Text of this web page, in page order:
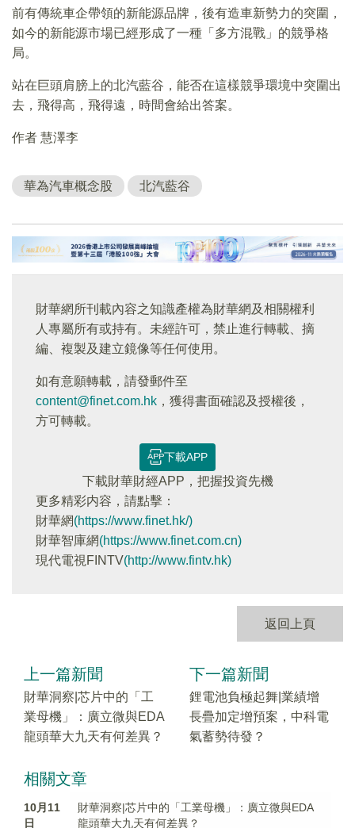
前有傳統車企帶領的新能源品牌，後有造車新勢力的突圍，
如今的新能源市場已經形成了一種「多方混戰」的競爭格
局。
站在巨頭肩膀上的北汽藍谷，能否在這樣競爭環境中突圍出
去，飛得高，飛得遠，時間會給出答案。
作者 慧澤李
華為汽車概念股 北汽藍谷
財華網所刊載內容之知識產權為財華網及相關權利
人專屬所有或持有。未經許可，禁止進行轉載、摘
編、複製及建立鏡像等任何使用。
如有意願轉載，請發郵件至
content@finet.com.hk ，獲得書面確認及授權後，
方可轉載。
下載APP
下載財華財經APP，把握投資先機
更多精彩内容，請點擊：
財華網(https://www.finet.hk/)
財華智庫網(https://www.finet.com.cn)
現代電視FINTV(http://www.fintv.hk)
返回上頁
上一篇新聞
財華洞察|芯片中的「工
業母機」：廣立微與EDA
龍頭華大九天有何差異？
下一篇新聞
鋰電池負極起舞|業績增
長疊加定增預案，中科電
氣蓄勢待發？
相關文章
10月11
日
財華洞察|芯片中的「工業母機」：廣立微與EDA
龍頭華大九天有何差異？